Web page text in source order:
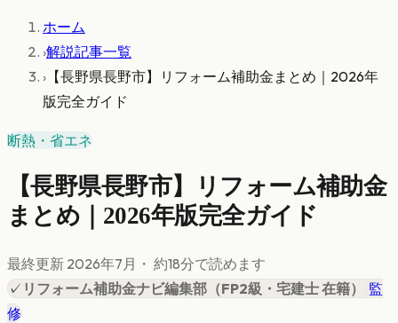
ホーム
›解説記事一覧
› 【長野県長野市】リフォーム補助金まとめ｜2026年
版完全ガイド
断熱・省エネ
【長野県長野市】リフォーム補助金
まとめ｜2026年版完全ガイド
最終更新 2026年7月 ・ 約18分で読めます
✓ リフォーム補助金ナビ編集部 （FP2級・宅建士 在籍）
監
修